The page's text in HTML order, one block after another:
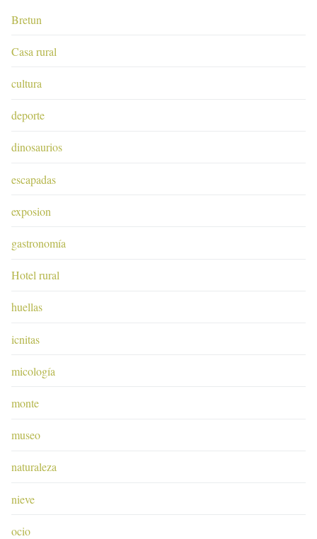
Bretun
Casa rural
cultura
deporte
dinosaurios
escapadas
exposion
gastronomía
Hotel rural
huellas
icnitas
micología
monte
museo
naturaleza
nieve
ocio